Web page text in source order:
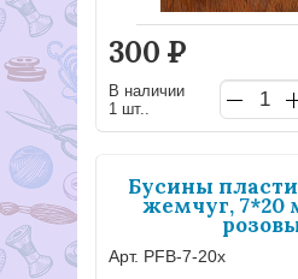
300 Р
В наличии
1 шт..
Бусины
жемчуг, 7*20
Арт. PFB-7-20х